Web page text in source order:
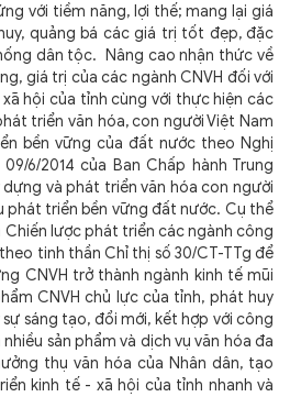
với tiềm năng, lợi thế; mang lại giá
quảng bá các giá trị tốt đẹp, đặc
dân tộc. Nâng cao nhận thức về
giá trị của các ngành CNVH đối với
hội của tỉnh cùng với thực hiện các
triển văn hóa, con người Việt Nam
bền vững của đất nước theo Nghị
6/2014 của Ban Chấp hành Trung
và phát triển văn hóa con người
phát triển bền vững đất nước. Cụ thể
Chiến lược phát triển các ngành công
tinh thần Chỉ thị số 30/CT-TTg để
CNVH trở thành ngành kinh tế mũi
CNVH chủ lực của tỉnh, phát huy
sáng tạo, đổi mới, kết hợp với công
sản phẩm và dịch vụ văn hóa đa
thụ văn hóa của Nhân dân, tạo
kinh tế - xã hội của tỉnh nhanh và